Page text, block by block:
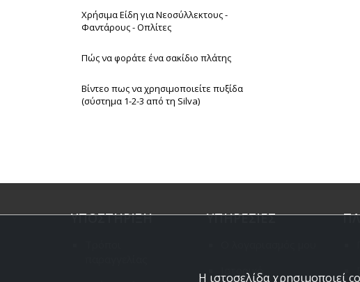
Χρήσιμα Είδη για Νεοσύλλεκτους -
Φαντάρους - Οπλίτες
Πώς να φοράτε ένα σακίδιο πλάτης
Βίντεο πως να χρησιμοποιείτε πυξίδα
(σύστημα 1-2-3 από τη Silva)
ΥΠΟΣΤΗΡΙΞΗ ΥΠΗΡΕΣΙΕΣ
Ιστορικό
Η ιστοσελίδα χρησιμοποιεί